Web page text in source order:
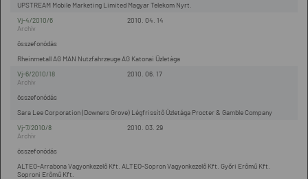
UPSTREAM Mobile Marketing Limited Magyar Telekom Nyrt.
2010. 04. 14
Vj-4/2010/6
Rheinmetall AG MAN Nutzfahrzeuge AG Katonai Üzletága
összefonódás
2010. 06. 17
Vj-6/2010/18
Sara Lee Corporation (Downers Grove) Légfrissítő Üzletága Procter & Gamble Company
összefonódás
2010. 03. 29
Vj-7/2010/8
ALTEO-Arrabona Vagyonkezelő Kft. ALTEO-Sopron Vagyonkezelő Kft. Győri Erőmű Kft.
Soproni Erőmű Kft.
összefonódás